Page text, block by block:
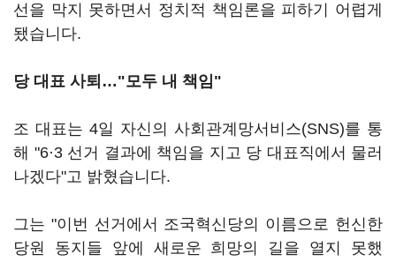
선을 막지 못하면서 정치적 책임론을 피하기 어렵게
됐습니다.
당 대표 사퇴…"모두 내 책임"
조 대표는 4일 자신의 사회관계망서비스(SNS)를 통
해 "6·3 선거 결과에 책임을 지고 당 대표직에서 물러
나겠다"고 밝혔습니다.
그는 "이번 선거에서 조국혁신당의 이름으로 헌신한
당원 동지들 앞에 새로운 희망의 길을 열지 못했